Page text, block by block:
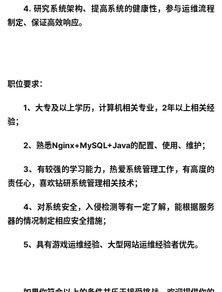
4. 研究系统架构、提高系统的健康性，参与运维流程
制定、保证高效响应。
职位要求：
1、大专及以上学历，计算机相关专业，2年以上相关经
验；
2、熟悉Nginx+MySQL+Java的配置、使用、维护；
3、有较强的学习能力，热爱系统管理工作，有高度的
责任心，喜欢钻研系统管理相关技术；
4、对系统安全，入侵检测等有一定了解，能根据服务
器的情况制定相应安全措施；
5、具有游戏运维经验、大型网站运维经验者优先。